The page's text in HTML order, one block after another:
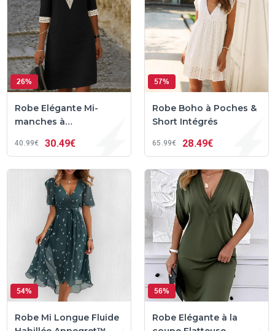
26%
Robe Elégante Mi-
manches à
40 99€ 30 49€
57%
Robe Boho à Poches &
Short Intégrés
65 99€ 28 49€
54%
Robe Mi Longue Fluide
56%
Robe Elégante à la